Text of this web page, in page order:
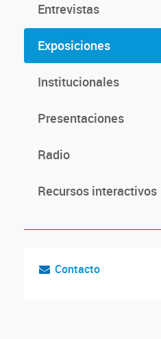
Entrevistas
Exposiciones
Institucionales
Presentaciones
Radio
Recursos interactivos
Contacto